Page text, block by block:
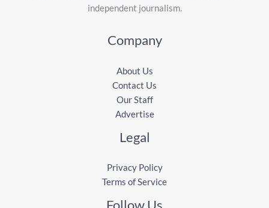
independent journalism.
Company
About Us
Contact Us
Our Staff
Advertise
Legal
Privacy Policy
Terms of Service